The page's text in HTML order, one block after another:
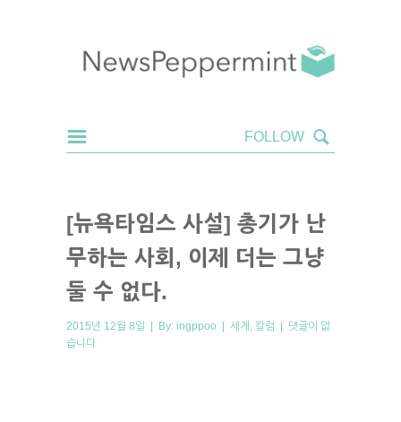
[뉴욕타임스 사설] 총기가 난
무하는 사회, 이제 더는 그냥
둘 수 없다.
2015년 12월 8일 | By: ingppoo | 세계 칼럼 | 댓글이 없
습니다